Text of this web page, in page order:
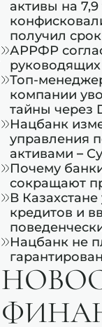
активы на
получил срок
АРРФР
Топ-
компании
тайны через
Нацбанк
управления
активами –
Почему
сокращают
В
кредитов и
Нацбанк не